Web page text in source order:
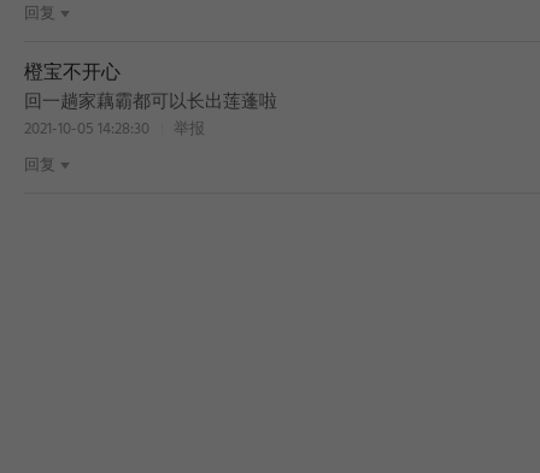
回复
橙宝不开心
回一趟家藕霸都可以长出莲蓬啦
2021-10-05 14:28:30
举报
回复